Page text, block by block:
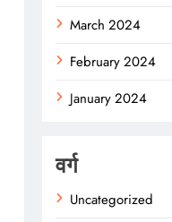
March 2024
February 2024
January 2024
वर्ग
Uncategorized